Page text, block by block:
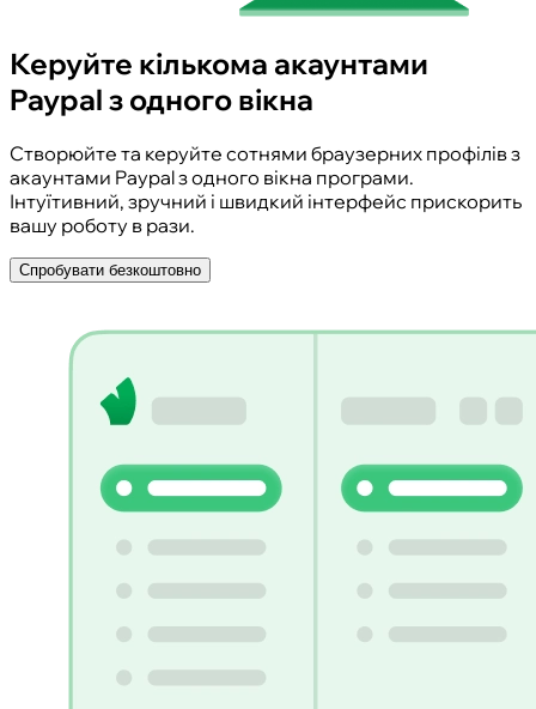
Керуйте кількома акаунтами
Paypal з одного вікна
Створюйте та керуйте сотнями браузерних профілів з
акаунтами Paypal з одного вікна програми.
Інтуїтивний, зручний і швидкий інтерфейс прискорить
вашу роботу в рази.
Спробувати безкоштовно